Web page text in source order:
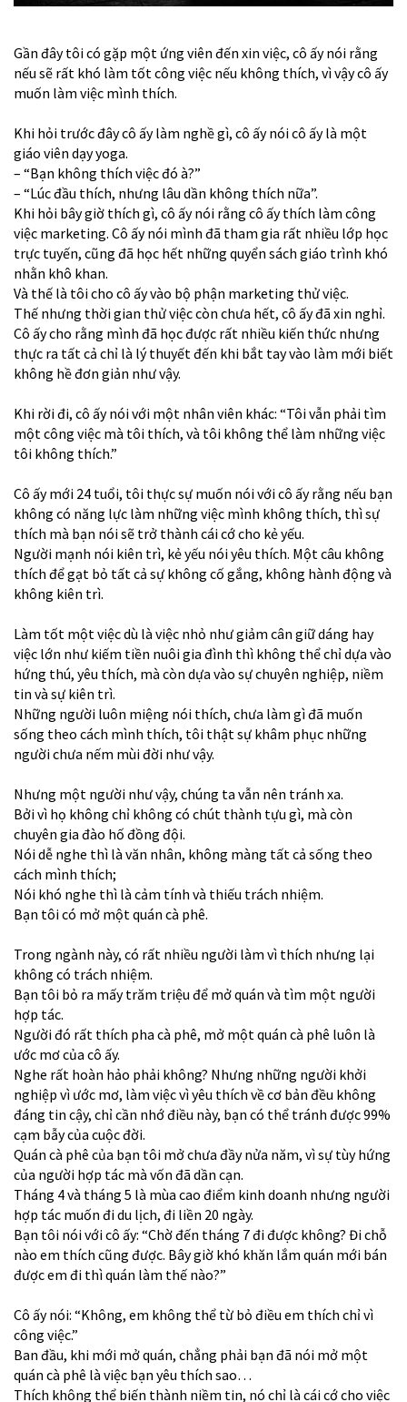
Gần đây tôi có gặp một ứng viên đến xin việc, cô ấy nói rằng
nếu sẽ rất khó làm tốt công việc nếu không thích, vì vậy cô ấy
muốn làm việc mình thích.
Khi hỏi trước đây cô ấy làm nghề gì, cô ấy nói cô ấy là một
giáo viên dạy yoga.
– “Bạn không thích việc đó à?”
– “Lúc đầu thích, nhưng lâu dần không thích nữa”.
Khi hỏi bây giờ thích gì, cô ấy nói rằng cô ấy thích làm công
việc marketing. Cô ấy nói mình đã tham gia rất nhiều lớp học
trực tuyến, cũng đã học hết những quyển sách giáo trình khó
nhằn khô khan.
Và thế là tôi cho cô ấy vào bộ phận marketing thử việc.
Thế nhưng thời gian thử việc còn chưa hết, cô ấy đã xin nghỉ.
Cô ấy cho rằng mình đã học được rất nhiều kiến thức nhưng
thực ra tất cả chỉ là lý thuyết đến khi bắt tay vào làm mới biết
không hề đơn giản như vậy.
Khi rời đi, cô ấy nói với một nhân viên khác: “Tôi vẫn phải tìm
một công việc mà tôi thích, và tôi không thể làm những việc
tôi không thích.”
Cô ấy mới 24 tuổi, tôi thực sự muốn nói với cô ấy rằng nếu bạn
không có năng lực làm những việc mình không thích, thì sự
thích mà bạn nói sẽ trở thành cái cớ cho kẻ yếu.
Người mạnh nói kiên trì, kẻ yếu nói yêu thích. Một câu không
thích để gạt bỏ tất cả sự không cố gắng, không hành động và
không kiên trì.
Làm tốt một việc dù là việc nhỏ như giảm cân giữ dáng hay
việc lớn như kiếm tiền nuôi gia đình thì không thể chỉ dựa vào
hứng thú, yêu thích, mà còn dựa vào sự chuyên nghiệp, niềm
tin và sự kiên trì.
Những người luôn miệng nói thích, chưa làm gì đã muốn
sống theo cách mình thích, tôi thật sự khâm phục những
người chưa nếm mùi đời như vậy.
Nhưng một người như vậy, chúng ta vẫn nên tránh xa.
Bởi vì họ không chỉ không có chút thành tựu gì, mà còn
chuyên gia đào hố đồng đội.
Nói dễ nghe thì là văn nhân, không màng tất cả sống theo
cách mình thích;
Nói khó nghe thì là cảm tính và thiếu trách nhiệm.
Bạn tôi có mở một quán cà phê.
Trong ngành này, có rất nhiều người làm vì thích nhưng lại
không có trách nhiệm.
Bạn tôi bỏ ra mấy trăm triệu để mở quán và tìm một người
hợp tác.
Người đó rất thích pha cà phê, mở một quán cà phê luôn là
ước mơ của cô ấy.
Nghe rất hoàn hảo phải không? Nhưng những người khởi
nghiệp vì ước mơ, làm việc vì yêu thích về cơ bản đều không
đáng tin cậy, chỉ cần nhớ điều này, bạn có thể tránh được 99%
cạm bẫy của cuộc đời.
Quán cà phê của bạn tôi mở chưa đầy nửa năm, vì sự tùy hứng
của người hợp tác mà vốn đã dần cạn.
Tháng 4 và tháng 5 là mùa cao điểm kinh doanh nhưng người
hợp tác muốn đi du lịch, đi liền 20 ngày.
Bạn tôi nói với cô ấy: “Chờ đến tháng 7 đi được không? Đi chỗ
nào em thích cũng được. Bây giờ khó khăn lắm quán mới bán
được em đi thì quán làm thế nào?”
Cô ấy nói: “Không, em không thể từ bỏ điều em thích chỉ vì
công việc.”
Ban đầu, khi mới mở quán, chẳng phải bạn đã nói mở một
quán cà phê là việc bạn yêu thích sao…
Thích không thể biến thành niềm tin, nó chỉ là cái cớ cho việc